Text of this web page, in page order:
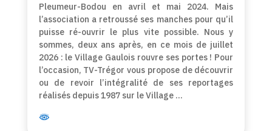
Pleumeur-Bodou en avril et mai 2024. Mais
l’association a retroussé ses manches pour qu’il
puisse ré-ouvrir le plus vite possible. Nous y
sommes, deux ans après, en ce mois de juillet
2026 : le Village Gaulois rouvre ses portes ! Pour
l’occasion, TV-Trégor vous propose de découvrir
ou de revoir l’intégralité de ses reportages
réalisés depuis 1987 sur le Village …